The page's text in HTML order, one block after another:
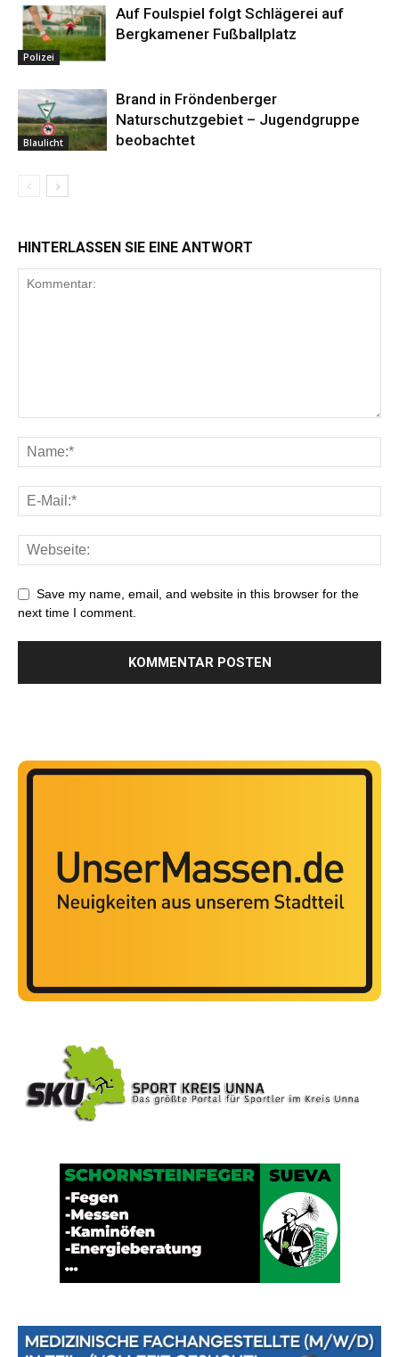
Polizei
Auf Foulspiel folgt Schlägerei auf
Bergkamener Fußballplatz
Blaulicht
Brand in Fröndenberger
Naturschutzgebiet – Jugendgruppe
beobachtet
HINTERLASSEN SIE EINE ANTWORT
Save my name, email, and website in this browser for the
next time I comment.